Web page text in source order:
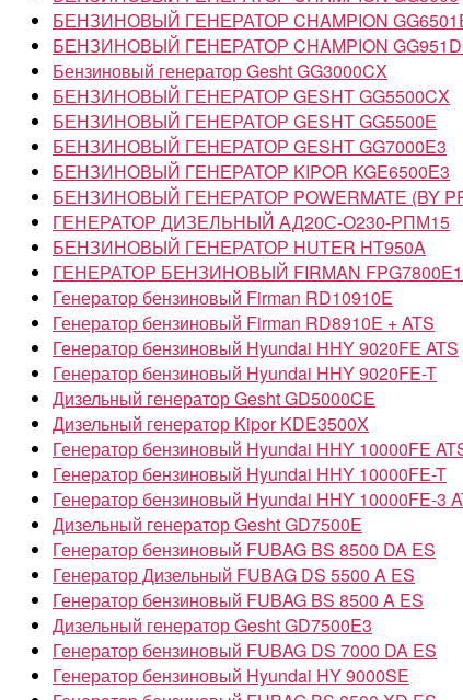
БЕНЗИНОВЫЙ ГЕНЕРАТОР CHAMPION
БЕНЗИНОВЫЙ ГЕНЕРАТОР CHAMPION
Бензиновый генератор Gesht GG3000CX
БЕНЗИНОВЫЙ ГЕНЕРАТОР GESHT GG5500CX
БЕНЗИНОВЫЙ ГЕНЕРАТОР GESHT GG5500Е
БЕНЗИНОВЫЙ ГЕНЕРАТОР GESHT GG7000E3
БЕНЗИНОВЫЙ ГЕНЕРАТОР KIPOR KGE6500Е3
БЕНЗИНОВЫЙ ГЕНЕРАТОР POWERMATE (BY
ГЕНЕРАТОР ДИЗЕЛЬНЫЙ АД20С-О230-РПМ15
БЕНЗИНОВЫЙ ГЕНЕРАТОР HUTER HT950A
ГЕНЕРАТОР БЕНЗИНОВЫЙ FIRMAN FPG7800E1
Генератор бензиновый Firman RD10910E
Генератор бензиновый Firman RD8910E + ATS
Генератор бензиновый Hyundai HHY 9020FE ATS
Генератор бензиновый Hyundai HHY 9020FE-T
Дизельный генератор Gesht GD5000CE
Дизельный генератор Kipor KDE3500X
Генератор бензиновый Hyundai HHY 10000FE
Генератор бензиновый Hyundai HHY 10000FE-T
Генератор бензиновый Hyundai HHY 10000FE-3
Дизельный генератор Gesht GD7500E
Генератор бензиновый FUBAG BS 8500 DA ES
Генератор Дизельный FUBAG DS 5500 A ES
Генератор бензиновый FUBAG BS 8500 A ES
Дизельный генератор Gesht GD7500E3
Генератор бензиновый FUBAG DS 7000 DA ES
Генератор бензиновый Hyundai HY 9000SE